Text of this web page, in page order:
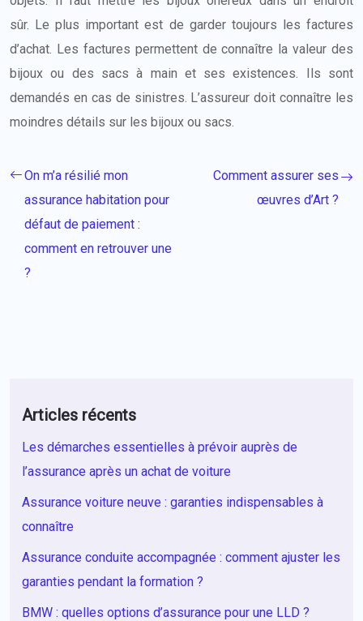
sûr. Le plus important est de garder toujours les factures
d’achat. Les factures permettent de connaître la valeur des
bijoux ou des sacs à main et ses existences. Ils sont
demandés en cas de sinistres. L’assureur doit connaître les
moindres détails sur les bijoux ou sacs.
On m’a résilié mon
assurance habitation pour
défaut de paiement :
comment en retrouver une
?
Comment assurer ses
œuvres d’Art ?
Articles récents
Les démarches essentielles à prévoir auprès de
l’assurance après un achat de voiture
Assurance voiture neuve : garanties indispensables à
connaître
Assurance conduite accompagnée : comment ajuster les
garanties pendant la formation ?
BMW : quelles options d’assurance pour une LLD ?